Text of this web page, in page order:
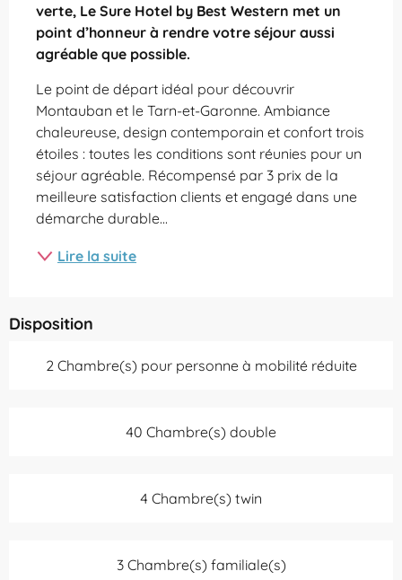
verte, Le Sure Hotel by Best Western met un
point d’honneur à rendre votre séjour aussi
agréable que possible.
Le point de départ idéal pour découvrir
Montauban et le Tarn-et-Garonne. Ambiance
chaleureuse, design contemporain et confort trois
étoiles : toutes les conditions sont réunies pour un
séjour agréable. Récompensé par 3 prix de la
meilleure satisfaction clients et engagé dans une
démarche durable...
Lire la suite
Disposition
2 Chambre(s) pour personne à mobilité réduite
40 Chambre(s) double
4 Chambre(s) twin
3 Chambre(s) familiale(s)